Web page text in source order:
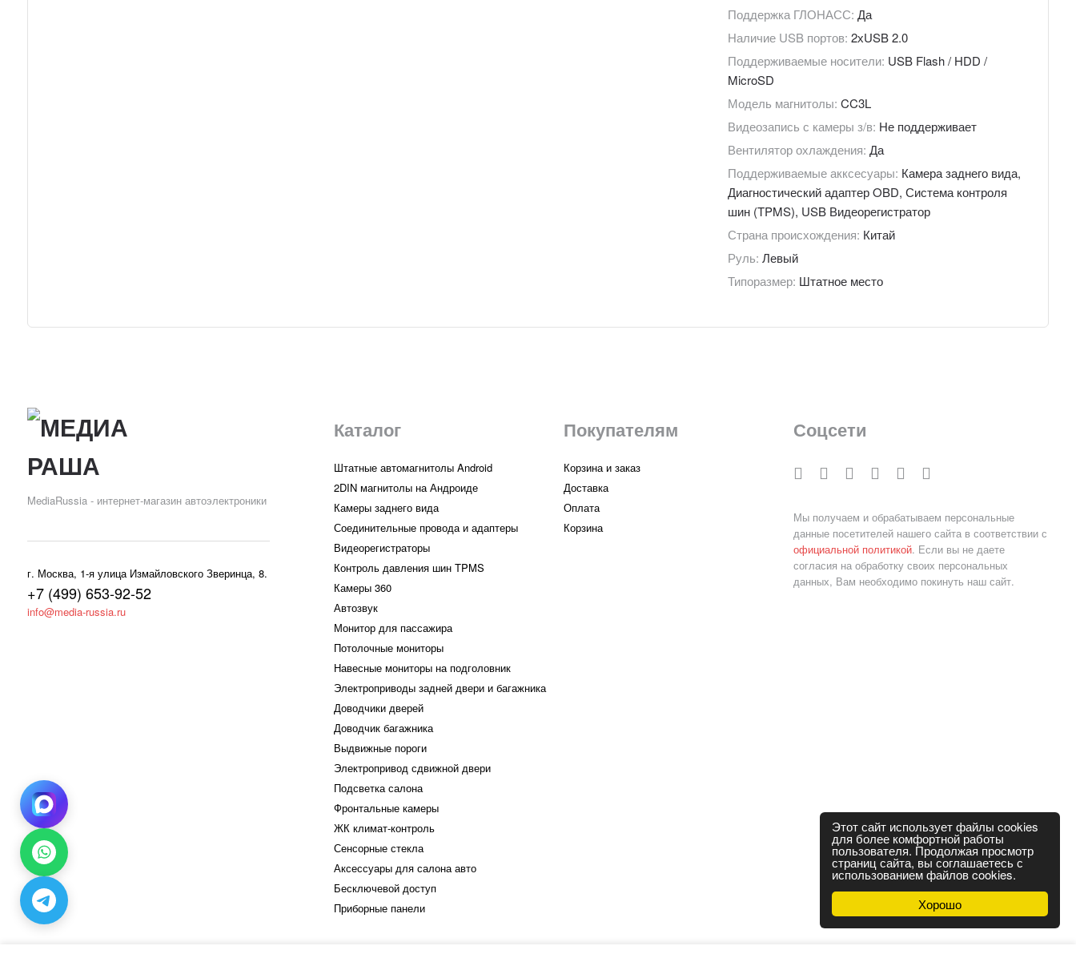
Хорошо
Этот сайт использует файлы cookies
для более комфортной работы
пользователя. Продолжая просмотр
страниц сайта, вы соглашаетесь с
использованием файлов cookies.
Поддержка ГЛОНАСС: Да
Наличие USB портов: 2хUSB 2.0
Поддерживаемые носители: USB Flash / HDD /
MicroSD
Модель магнитолы: CC3L
Видеозапись с камеры з/в: Не поддерживает
Вентилятор охлаждения: Да
Поддерживаемые акксесуары: Камера заднего вида,
Диагностический адаптер OBD, Система контроля
шин (TPMS), USB Видеорегистратор
Страна происхождения: Китай
Руль: Левый
Типоразмер: Штатное место
MediaRussia - интернет-магазин автоэлектроники
г. Москва, 1-я улица Измайловского Зверинца, 8.
+7 (499) 653-92-52
info@media-russia.ru
Каталог
Штатные автомагнитолы Android
2DIN магнитолы на Андроиде
Камеры заднего вида
Соединительные провода и адаптеры
Видеорегистраторы
Контроль давления шин TPMS
Камеры 360
Автозвук
Монитор для пассажира
Потолочные мониторы
Навесные мониторы на подголовник
Электроприводы задней двери и багажника
Доводчики дверей
Доводчик багажника
Выдвижные пороги
Электропривод сдвижной двери
Подсветка салона
Фронтальные камеры
ЖК климат-контроль
Сенсорные стекла
Аксессуары для салона авто
Бесключевой доступ
Приборные панели
Покупателям
Корзина и заказ
Доставка
Оплата
Корзина
Соцсети
Мы получаем и обрабатываем персональные
данные посетителей нашего сайта в соответствии с
официальной политикой. Если вы не даете
согласия на обработку своих персональных
данных, Вам необходимо покинуть наш сайт.